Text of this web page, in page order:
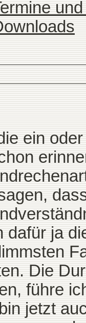
ein
dafür ja
Die
führe
jetzt